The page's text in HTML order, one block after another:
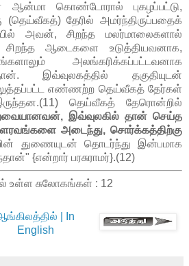
ஆன்மா கொண்டோரால் புகழப்பட்டு,
(தெய்வீகத்) தேரில் அமர்ந்திருப்பதைக்
அவன், சிறந்த மலர்மாலைகளால்
சிறந்த ஆடைகளை உடுத்தியவனாக,
அலங்கரிக்கப்பட்டவனாக
இவ்வுலகத்தில் தகுதியுடன்
எண்ணற்ற தெய்வீகத் தேர்கள்
தெய்வீகத் தேரொன்றில்
இவ்வுலகில் தான் செய்த
அடைந்து, சொர்க்கத்திற்கு
துணையுடன் தொடர்ந்து இன்பமாக
{என்றார் பரசுராமர்}.(12)
உள்ள சுலோகங்கள் : 12
| In
English